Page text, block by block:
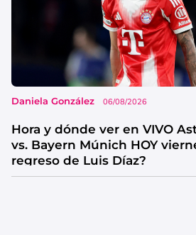
Daniela González 06/08/2026
Hora y dónde ver en VIVO
vs. Bayern Múnich HOY
regreso de Luis Díaz?